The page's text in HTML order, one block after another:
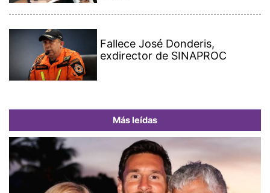
Fallece José Donderis,
exdirector de SINAPROC
Más leídas